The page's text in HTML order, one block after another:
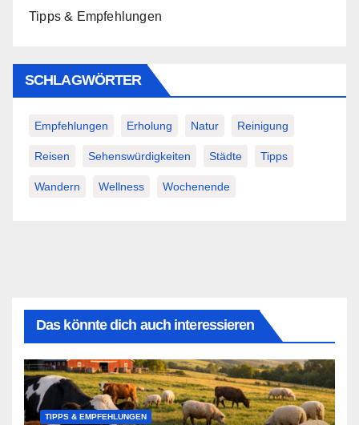
Tipps & Empfehlungen
SCHLAGWÖRTER
Empfehlungen Erholung Natur Reinigung
Reisen Sehenswürdigkeiten Städte Tipps
Wandern Wellness Wochenende
Das könnte dich auch interessieren
TIPPS & EMPFEHLUNGEN